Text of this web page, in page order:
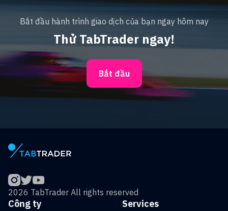
Bắt đầu hành trình giao dịch của bạn ngay hôm nay
Thử TabTrader ngay!
Bắt đầu
2026 TabTrader All rights reserved
Services
Công ty